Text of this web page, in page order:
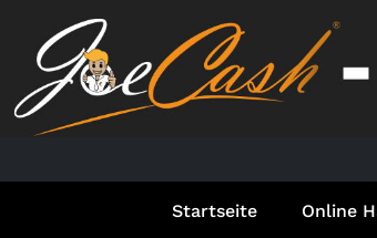
Inhalt
Startseite Online